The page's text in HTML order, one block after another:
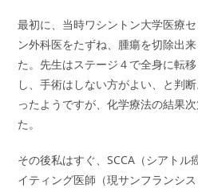
最初に、当時ワシントン大学医療
ン外科医をたずね、腫瘍を切除出
た。先生はステージ４で全身に転
し、手術はしない方がよい、と判
ったようですが、化学療法の結果
た。
その後私はすぐ、SCCA（シアトル
イティング医師（現サンフランシ